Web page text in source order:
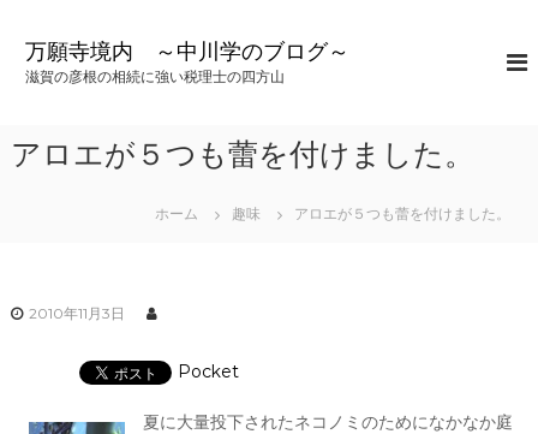
万願寺境内 ～中川学のブログ～
滋賀の彦根の相続に強い税理士の四方山
アロエが５つも蕾を付けました。
ホーム 趣味 アロエが５つも蕾を付けました。
2010年11月3日
Pocket
夏に大量投下されたネコノミのためになかなか庭